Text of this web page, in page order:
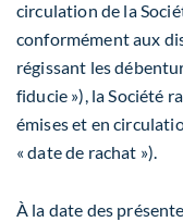
circulation de la
conformément aux
régissant les
fiducie »), la Société
émises et en
« date de rachat »).
À la date des